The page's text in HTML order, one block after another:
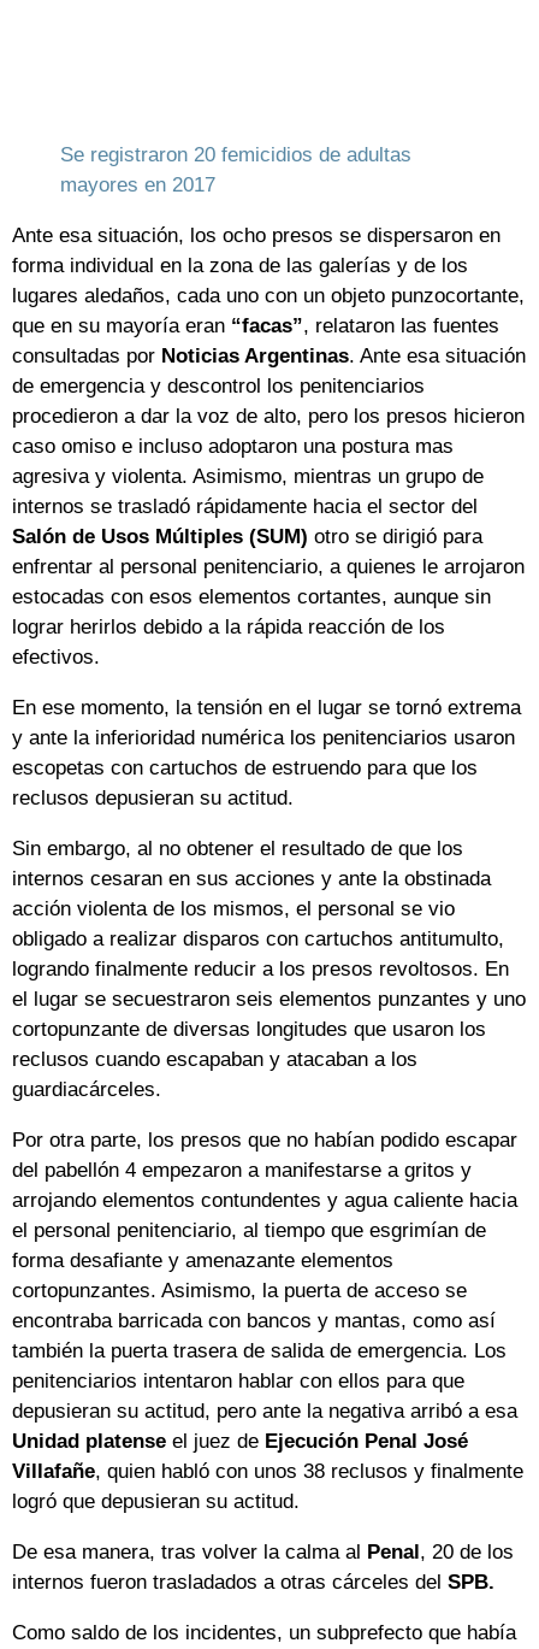
Se registraron 20 femicidios de adultas
mayores en 2017
Ante esa situación, los ocho presos se dispersaron en
forma individual en la zona de las galerías y de los
lugares aledaños, cada uno con un objeto punzocortante,
que en su mayoría eran “facas”, relataron las fuentes
consultadas por Noticias Argentinas. Ante esa situación
de emergencia y descontrol los penitenciarios
procedieron a dar la voz de alto, pero los presos hicieron
caso omiso e incluso adoptaron una postura mas
agresiva y violenta. Asimismo, mientras un grupo de
internos se trasladó rápidamente hacia el sector del
Salón de Usos Múltiples (SUM) otro se dirigió para
enfrentar al personal penitenciario, a quienes le arrojaron
estocadas con esos elementos cortantes, aunque sin
lograr herirlos debido a la rápida reacción de los
efectivos.
En ese momento, la tensión en el lugar se tornó extrema
y ante la inferioridad numérica los penitenciarios usaron
escopetas con cartuchos de estruendo para que los
reclusos depusieran su actitud.
Sin embargo, al no obtener el resultado de que los
internos cesaran en sus acciones y ante la obstinada
acción violenta de los mismos, el personal se vio
obligado a realizar disparos con cartuchos antitumulto,
logrando finalmente reducir a los presos revoltosos. En
el lugar se secuestraron seis elementos punzantes y uno
cortopunzante de diversas longitudes que usaron los
reclusos cuando escapaban y atacaban a los
guardiacárceles.
Por otra parte, los presos que no habían podido escapar
del pabellón 4 empezaron a manifestarse a gritos y
arrojando elementos contundentes y agua caliente hacia
el personal penitenciario, al tiempo que esgrimían de
forma desafiante y amenazante elementos
cortopunzantes. Asimismo, la puerta de acceso se
encontraba barricada con bancos y mantas, como así
también la puerta trasera de salida de emergencia. Los
penitenciarios intentaron hablar con ellos para que
depusieran su actitud, pero ante la negativa arribó a esa
Unidad platense el juez de Ejecución Penal José
Villafañe, quien habló con unos 38 reclusos y finalmente
logró que depusieran su actitud.
De esa manera, tras volver la calma al Penal, 20 de los
internos fueron trasladados a otras cárceles del SPB.
Como saldo de los incidentes, un subprefecto que había